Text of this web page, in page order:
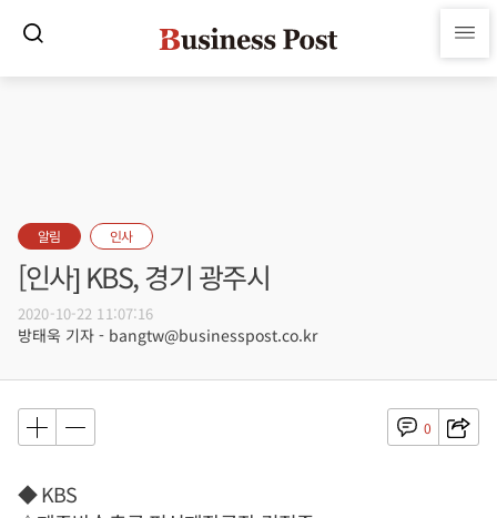
알림 인사
[인사] KBS, 경기 광주시
2020-10-22 11:07:16
방태욱 기자 - bangtw@businesspost.co.kr
0
◆ KBS